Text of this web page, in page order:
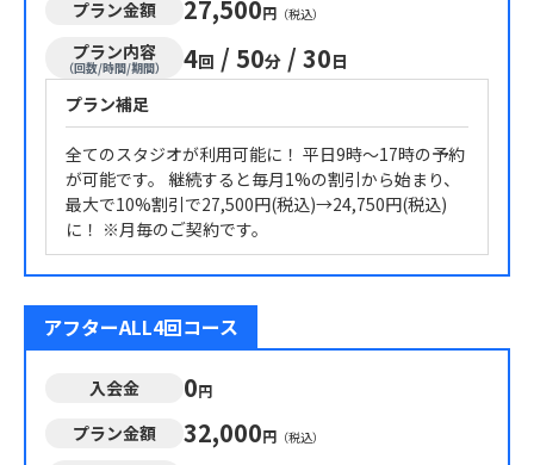
プラン金額 27,500円 （税込）
プラン内容
（回数/時間/期間） 4回 / 50分 / 30日
プラン補足
全てのスタジオが利用可能に！ 平日9時～17時の予約
が可能です。 継続すると毎月1%の割引から始まり、
最大で10%割引で27,500円(税込)→24,750円(税込)
に！ ※月毎のご契約です。
アフターALL4回コース
入会金 0円
プラン金額 32,000円 （税込）